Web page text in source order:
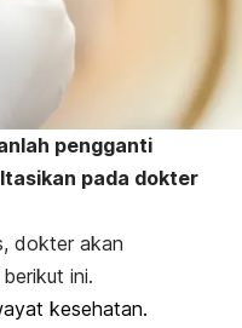
pengganti
pada dokter
dokter akan
ini.
kesehatan.